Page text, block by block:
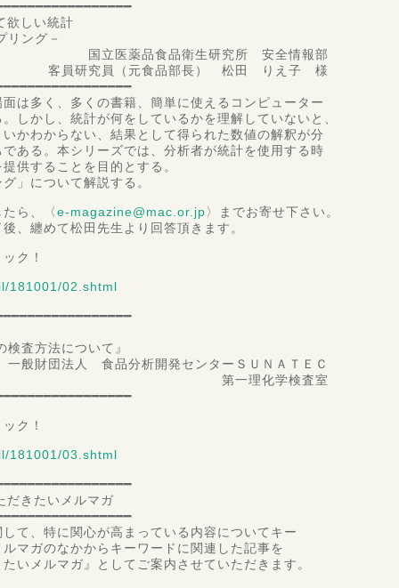
欲しい統計
グ－
品衛生研究所 安全情報部
食品部長） 松田 りえ子 様
は多く、多くの書籍、簡単に使えるコンピューター
しかし、統計が何をしているかを理解していないと、
かわからない、結果として得られた数値の解釈が分
ある。本シリーズでは、分析者が統計を使用する時
供することを目的とする。
」について解説する。
ら、〈e-magazine@mac.or.jp〉までお寄せ下さい。
、纏めて松田先生より回答頂きます。
ク！
181001/02.shtml
方法について』
分析開発センターＳＵＮＡＴＥＣ
化学検査室
ク！
181001/03.shtml
だきたいメルマガ
て、特に関心が高まっている内容についてキー
マガのなかからキーワードに関連した記事を
いメルマガ』としてご案内させていただきます。